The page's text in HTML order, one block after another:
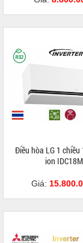
Điều hòa LG 1 chiều
ion
Giá: